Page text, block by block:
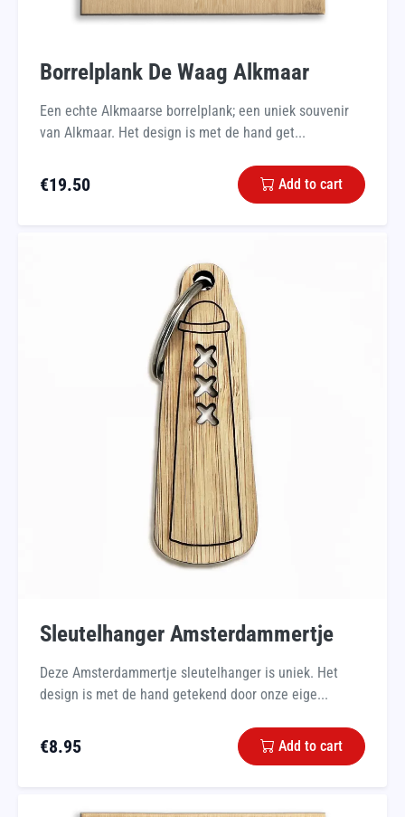
Borrelplank De Waag Alkmaar
Een echte Alkmaarse borrelplank; een uniek souvenir
van Alkmaar. Het design is met de hand get...
€19.50 Add to cart
Sleutelhanger Amsterdammertje
Deze Amsterdammertje sleutelhanger is uniek. Het
design is met de hand getekend door onze eige...
€8.95 Add to cart